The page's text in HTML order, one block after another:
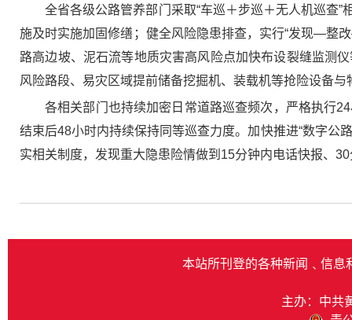
全省各级公路管养部门采取“车巡＋步巡＋无人机巡查
施及时实施加固修缮；健全风险隐患排查，实行“发现—整
路高边坡、泥石流等地质灾害高风险点加快布设裂缝监测
风险路段、易灾区域提前储备挖掘机、装载机等抢险设备
各相关部门也持续加密日常道路巡查频次，严格执行
结束后48小时内持续保持同等巡查力度。加快推进“数字公
实相关制度，发现重大隐患险情做到15分钟内电话快报、
本站所刊登的各种新闻﹑信息
主办：中共